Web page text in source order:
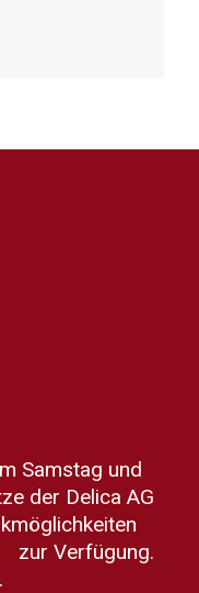
Samstag und
der Delica AG
zur Verfügung.